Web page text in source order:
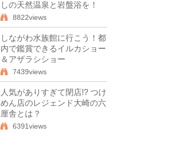
しの天然温泉と岩盤浴を！
8822views
しながわ水族館に行こう！都
内で鑑賞できるイルカショー
＆アザラシショー
7439views
人気がありすぎて閉店!? つけ
めん店のレジェンド大崎の六
厘舎とは？
6391views